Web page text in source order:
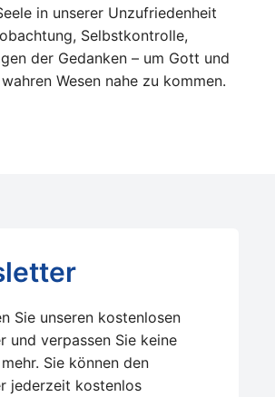
in unserer Unzufriedenheit
Selbstkontrolle,
der Gedanken – um Gott und
Wesen nahe zu kommen.
Sie unseren kostenlosen
und verpassen Sie keine
Sie können den
jederzeit kostenlos